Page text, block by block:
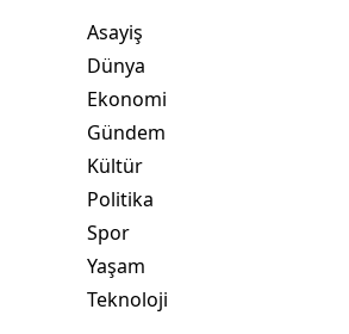
Asayiş
Dünya
Ekonomi
Gündem
Kültür
Politika
Spor
Yaşam
Teknoloji